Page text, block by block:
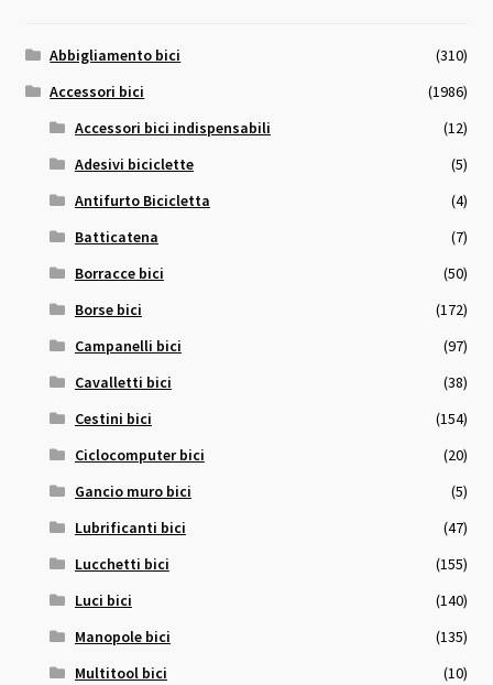
Abbigliamento bici
(310)
Accessori bici
(1986)
Accessori bici indispensabili
(12)
Adesivi biciclette
(5)
Antifurto Bicicletta
(4)
Batticatena
(7)
Borracce bici
(50)
Borse bici
(172)
Campanelli bici
(97)
Cavalletti bici
(38)
Cestini bici
(154)
Ciclocomputer bici
(20)
Gancio muro bici
(5)
Lubrificanti bici
(47)
Lucchetti bici
(155)
Luci bici
(140)
Manopole bici
(135)
Multitool bici
(10)